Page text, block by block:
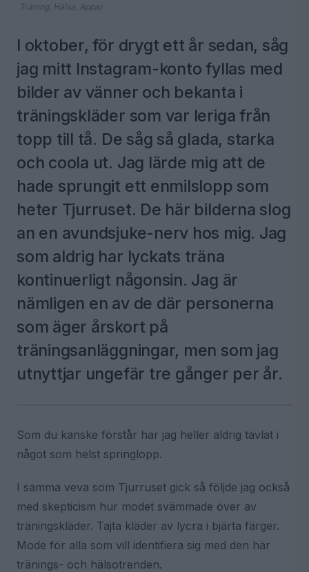
Träning, Hälsa, Appar
I oktober, för drygt ett år sedan, såg
jag mitt Instagram-konto fyllas med
bilder av vänner och bekanta i
träningskläder som var leriga från
topp till tå. De såg så glada, starka
och coola ut. Jag lärde mig att de
hade sprungit ett enmilslopp som
heter Tjurruset. De här bilderna slog
an en avundsjuke-nerv hos mig. Jag
som aldrig har lyckats träna
kontinuerligt någonsin. Jag är
nämligen en av de där personerna
som äger årskort på
träningsanläggningar, men som jag
utnyttjar ungefär tre gånger per år.
Som du kanske förstår har jag heller aldrig tävlat i
något som helst springlopp.
I samma veva som Tjurruset gick så följde jag också
med skepticism hur modet svämmade över av
träningskläder. Tajta kläder av lycra i bjärta färger.
Mode för alla som vill identifiera sig med den här
tränings- och hälsotrenden.